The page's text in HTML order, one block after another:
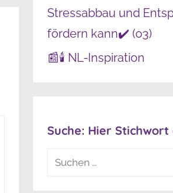
Stressabbau und
fördern kann✔️ (03)
📰🕯️ NL-Inspiration
Suche: Hier Stichwort
Suchen